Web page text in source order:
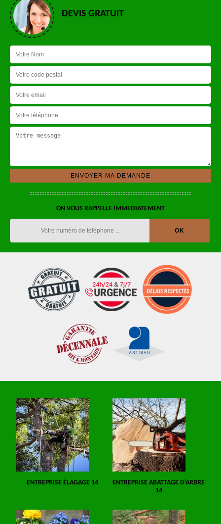
DEVIS GRATUIT
ON VOUS RAPPELLE IMMEDIATEMENT
ENTREPRISE ÉLAGAGE 14
ENTREPRISE ABATTAGE D'ARBRE
14